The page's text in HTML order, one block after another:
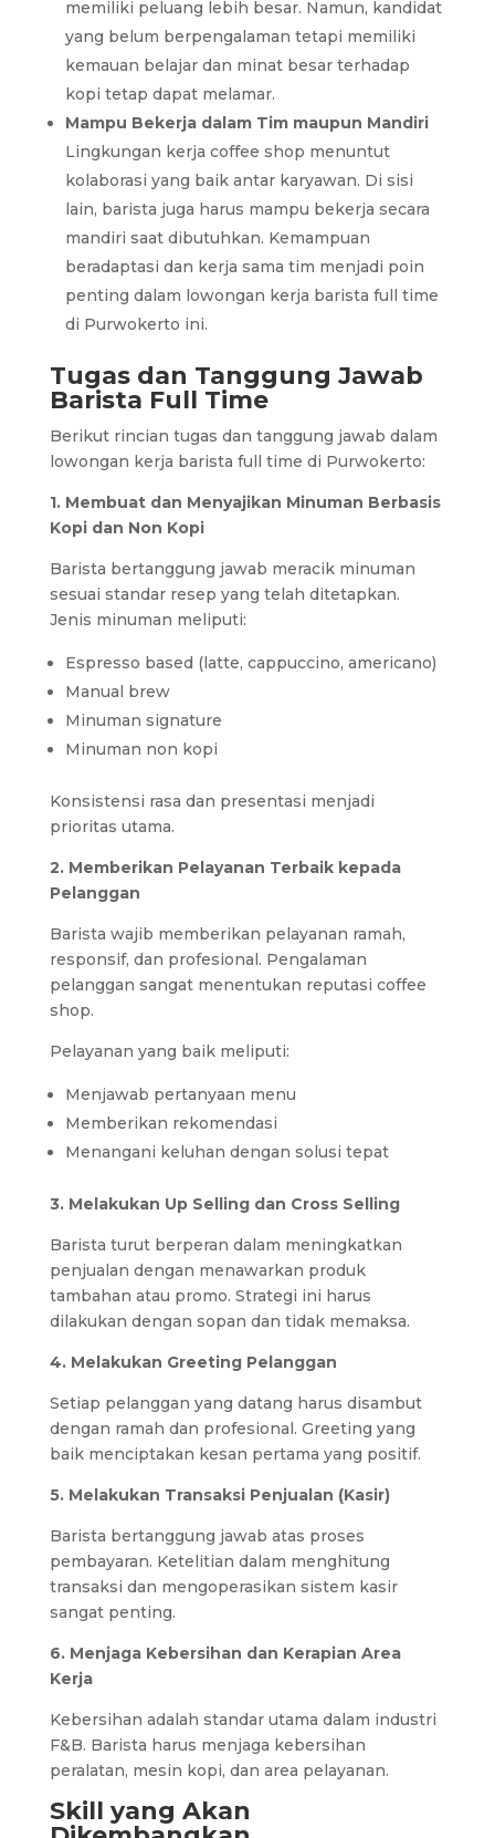
memiliki peluang lebih besar. Namun, kandidat
yang belum berpengalaman tetapi memiliki
kemauan belajar dan minat besar terhadap
kopi tetap dapat melamar.
Mampu Bekerja dalam Tim maupun Mandiri
Lingkungan kerja coffee shop menuntut
kolaborasi yang baik antar karyawan. Di sisi
lain, barista juga harus mampu bekerja secara
mandiri saat dibutuhkan. Kemampuan
beradaptasi dan kerja sama tim menjadi poin
penting dalam lowongan kerja barista full time
di Purwokerto ini.
Tugas dan Tanggung Jawab
Barista Full Time
Berikut rincian tugas dan tanggung jawab dalam
lowongan kerja barista full time di Purwokerto:
1. Membuat dan Menyajikan Minuman Berbasis
Kopi dan Non Kopi
Barista bertanggung jawab meracik minuman
sesuai standar resep yang telah ditetapkan.
Jenis minuman meliputi:
Espresso based (latte, cappuccino, americano)
Manual brew
Minuman signature
Minuman non kopi
Konsistensi rasa dan presentasi menjadi
prioritas utama.
2. Memberikan Pelayanan Terbaik kepada
Pelanggan
Barista wajib memberikan pelayanan ramah,
responsif, dan profesional. Pengalaman
pelanggan sangat menentukan reputasi coffee
shop.
Pelayanan yang baik meliputi:
Menjawab pertanyaan menu
Memberikan rekomendasi
Menangani keluhan dengan solusi tepat
3. Melakukan Up Selling dan Cross Selling
Barista turut berperan dalam meningkatkan
penjualan dengan menawarkan produk
tambahan atau promo. Strategi ini harus
dilakukan dengan sopan dan tidak memaksa.
4. Melakukan Greeting Pelanggan
Setiap pelanggan yang datang harus disambut
dengan ramah dan profesional. Greeting yang
baik menciptakan kesan pertama yang positif.
5. Melakukan Transaksi Penjualan (Kasir)
Barista bertanggung jawab atas proses
pembayaran. Ketelitian dalam menghitung
transaksi dan mengoperasikan sistem kasir
sangat penting.
6. Menjaga Kebersihan dan Kerapian Area
Kerja
Kebersihan adalah standar utama dalam industri
F&B. Barista harus menjaga kebersihan
peralatan, mesin kopi, dan area pelayanan.
Skill yang Akan